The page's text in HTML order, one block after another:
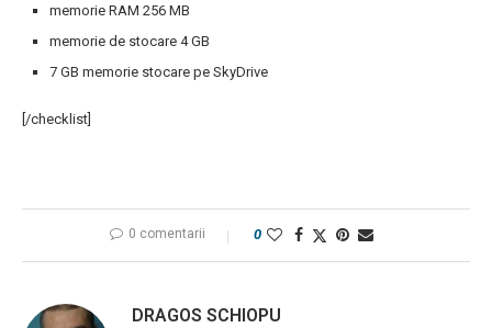
memorie RAM 256 MB
memorie de stocare 4 GB
7 GB memorie stocare pe SkyDrive
[/checklist]
0 comentarii 0
DRAGOS SCHIOPU